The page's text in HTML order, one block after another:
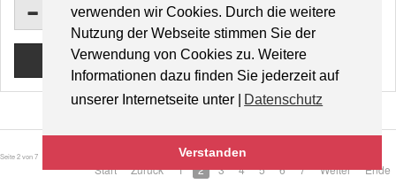
verwenden wir Cookies. Durch die weitere
Nutzung der Webseite stimmen Sie der
Verwendung von Cookies zu. Weitere
Informationen dazu finden Sie jederzeit auf
unserer Internetseite unter |
Datenschutz
Verstanden
Seite 2 von 7
Start Zurück 1 2 3 4 5 6 7 Weiter Ende